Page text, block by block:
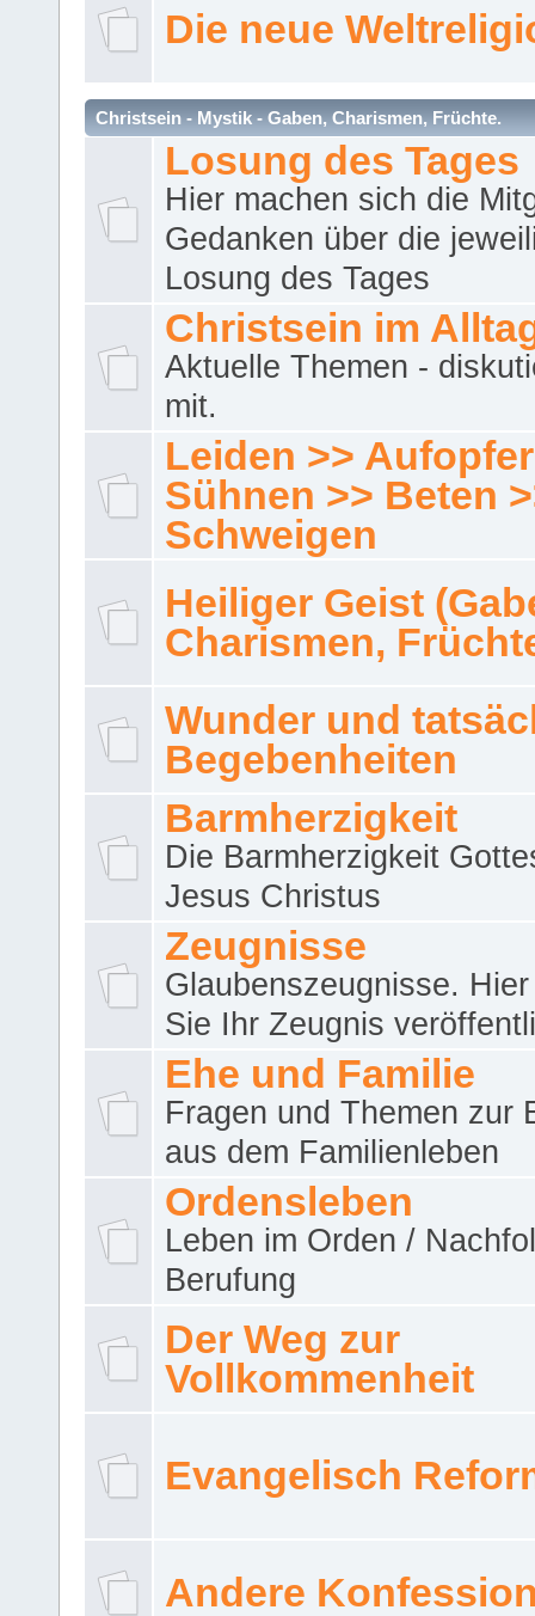
Die neue
Christsein - Mystik - Gaben, Charismen, Früchte.
Losung des Tages
Hier machen sich die
Gedanken über die
Losung des Tages
Christsein im
Aktuelle Themen -
mit.
Leiden >>
Sühnen >> Beten
Schweigen
Heiliger Geist
Charismen,
Wunder und
Begebenheiten
Barmherzigkeit
Die Barmherzigkeit
Jesus Christus
Zeugnisse
Glaubenszeugnisse.
Sie Ihr Zeugnis
Ehe und Familie
Fragen und Themen zur
aus dem Familienleben
Ordensleben
Leben im Orden /
Berufung
Der Weg zur
Vollkommenheit
Evangelisch
Andere